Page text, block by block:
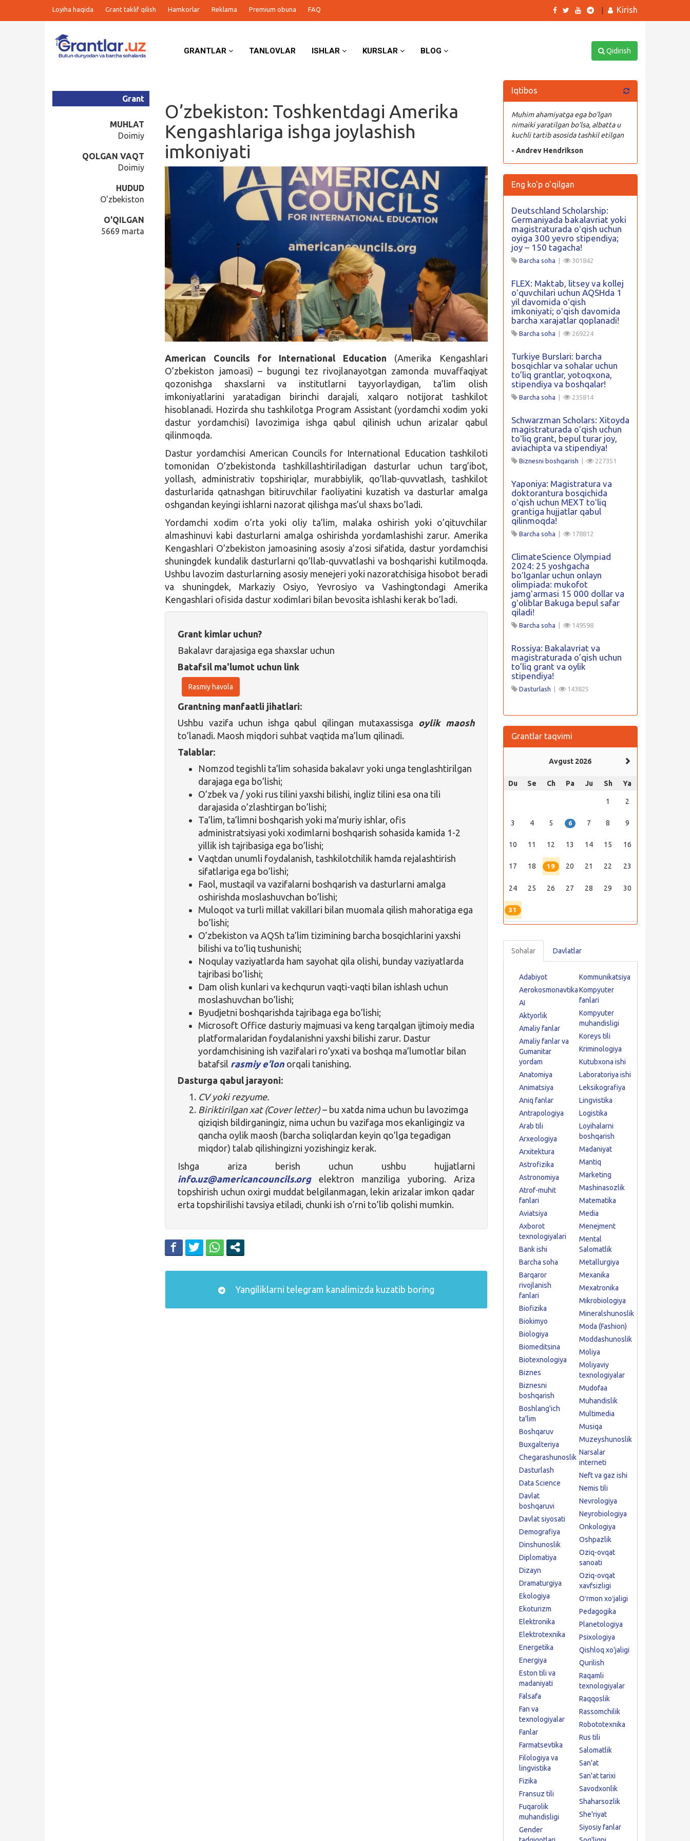
Loyiha haqida Grant taklif qilish Hamkorlar Reklama Premium obuna FAQ Kirish
GRANTLAR TANLOVLAR ISHLAR KURSLAR BLOG Qidirish
O’zbekiston: Toshkentdagi Amerika
Kengashlariga ishga joylashish
imkoniyati
Grant
MUHLAT
Doimiy
QOLGAN VAQT
Doimiy
HUDUD
O'zbekiston
O'QILGAN
5669 marta
American Councils for International Education (Amerika Kengashlari
O’zbekiston jamoasi) – bugungi tez rivojlanayotgan zamonda muvaffaqiyat
qozonishga shaxslarni va institutlarni tayyorlaydigan, ta’lim olish
imkoniyatlarini yaratadigan birinchi darajali, xalqaro notijorat tashkilot
hisoblanadi. Hozirda shu tashkilotga Program Assistant (yordamchi xodim yoki
dastur yordamchisi) lavozimiga ishga qabul qilinish uchun arizalar qabul
qilinmoqda.
Dastur yordamchisi American Councils for International Education tashkiloti
tomonidan O’zbekistonda tashkillashtiriladigan dasturlar uchun targ’ibot,
yollash, administrativ topshiriqlar, murabbiylik, qo’llab-quvvatlash, tashkilot
dasturlarida qatnashgan bitiruvchilar faoliyatini kuzatish va dasturlar amalga
oshgandan keyingi ishlarni nazorat qilishga mas’ul shaxs bo’ladi.
Yordamchi xodim o’rta yoki oliy ta’lim, malaka oshirish yoki o’qituvchilar
almashinuvi kabi dasturlarni amalga oshirishda yordamlashishi zarur. Amerika
Kengashlari O’zbekiston jamoasining asosiy a’zosi sifatida, dastur yordamchisi
shuningdek kundalik dasturlarni qo’llab-quvvatlashi va boshqarishi kutilmoqda.
Ushbu lavozim dasturlarning asosiy menejeri yoki nazoratchisiga hisobot beradi
va shuningdek, Markaziy Osiyo, Yevrosiyo va Vashingtondagi Amerika
Kengashlari ofisida dastur xodimlari bilan bevosita ishlashi kerak bo’ladi.
Grant kimlar uchun?
Bakalavr darajasiga ega shaxslar uchun
Batafsil ma'lumot uchun link
Rasmiy havola
Grantning manfaatli jihatlari:
Ushbu vazifa uchun ishga qabul qilingan mutaxassisga oylik maosh
to’lanadi. Maosh miqdori suhbat vaqtida ma’lum qilinadi.
Talablar:
Nomzod tegishli ta’lim sohasida bakalavr yoki unga tenglashtirilgan
darajaga ega bo’lishi;
O’zbek va / yoki rus tilini yaxshi bilishi, ingliz tilini esa ona tili
darajasida o’zlashtirgan bo’lishi;
Ta’lim, ta’limni boshqarish yoki ma’muriy ishlar, ofis
administratsiyasi yoki xodimlarni boshqarish sohasida kamida 1-2
yillik ish tajribasiga ega bo’lishi;
Vaqtdan unumli foydalanish, tashkilotchilik hamda rejalashtirish
sifatlariga ega bo’lishi;
Faol, mustaqil va vazifalarni boshqarish va dasturlarni amalga
oshirishda moslashuvchan bo’lishi;
Muloqot va turli millat vakillari bilan muomala qilish mahoratiga ega
bo’lishi;
O’zbekiston va AQSh ta’lim tizimining barcha bosqichlarini yaxshi
bilishi va to’liq tushunishi;
Noqulay vaziyatlarda ham sayohat qila olishi, bunday vaziyatlarda
tajribasi bo’lishi;
Dam olish kunlari va kechqurun vaqti-vaqti bilan ishlash uchun
moslashuvchan bo’lishi;
Byudjetni boshqarishda tajribaga ega bo’lishi;
Microsoft Office dasturiy majmuasi va keng tarqalgan ijtimoiy media
platformalaridan foydalanishni yaxshi bilishi zarur. Dastur
yordamchisining ish vazifalari ro’yxati va boshqa ma’lumotlar bilan
batafsil rasmiy e’lon orqali tanishing.
Dasturga qabul jarayoni:
CV yoki rezyume.
Biriktirilgan xat (Cover letter)– bu xatda nima uchun bu lavozimga
qiziqish bildirganingiz, nima uchun bu vazifaga mos ekanligingiz va
qancha oylik maosh (barcha soliqlardan keyin qo’lga tegadigan
miqdor) talab qilishingizni yozishingiz kerak.
Ishga ariza berish uchun ushbu hujjatlarni
info.uz@americancouncils.orgelektron manziliga yuboring. Ariza
topshirish uchun oxirgi muddat belgilanmagan, lekin arizalar imkon qadar
erta topshirilishi tavsiya etiladi, chunki ish o’rni to’lib qolishi mumkin.
Yangiliklarni telegram kanalimizda kuzatib boring
Iqtibos
Muhim ahamiyatga ega bo’lgan
nimaiki yaratilgan bo’lsa, albatta u
kuchli tartib asosida tashkil etilgan
- Andrev Hendrikson
Eng ko'p o'qilgan
Deutschland Scholarship:
Germaniyada bakalavriat yoki
magistraturada oʻqish uchun
oyiga 300 yevro stipendiya;
joy – 150 tagacha!
Barcha soha 301842
FLEX: Maktab, litsey va kollej
oʻquvchilari uchun AQSHda 1
yil davomida oʻqish
imkoniyati; oʻqish davomida
barcha xarajatlar qoplanadi!
Barcha soha 269224
Turkiye Burslari: barcha
bosqichlar va sohalar uchun
to’liq grantlar, yotoqxona,
stipendiya va boshqalar!
Barcha soha 235814
Schwarzman Scholars: Xitoyda
magistraturada oʻqish uchun
toʻliq grant, bepul turar joy,
aviachipta va stipendiya!
Biznesni boshqarish 227351
Yaponiya: Magistratura va
doktorantura bosqichida
oʻqish uchun MEXT toʻliq
grantiga hujjatlar qabul
qilinmoqda!
Barcha soha 178812
ClimateScience Olympiad
2024: 25 yoshgacha
boʻlganlar uchun onlayn
olimpiada: mukofot
jamgʻarmasi 15 000 dollar va
gʻoliblar Bakuga bepul safar
qiladi!
Barcha soha 149598
Rossiya: Bakalavriat va
magistraturada o’qish uchun
to’liq grant va oylik
stipendiya!
Dasturlash 143825
Grantlar taqvimi
Avgust 2026
Du Se Ch Pa Ju Sh Ya
1 2
3 4 5 6 7 8 9
10 11 12 13 14 15 16
17 18 19 20 21 22 23
24 25 26 27 28 29 30
31
Sohalar Davlatlar
Adabiyot
Aerokosmonavtika
AI
Aktyorlik
Amaliy fanlar
Amaliy fanlar va
Gumanitar
yordam
Anatomiya
Animatsiya
Aniq fanlar
Antrapologiya
Arab tili
Arxeologiya
Arxitektura
Astrofizika
Astronomiya
Atrof-muhit
fanlari
Aviatsiya
Axborot
texnologiyalari
Bank ishi
Barcha soha
Barqaror
rivojlanish
fanlari
Biofizika
Biokimyo
Biologiya
Biomeditsina
Biotexnologiya
Biznes
Biznesni
boshqarish
Boshlang'ich
ta'lim
Boshqaruv
Buxgalteriya
Chegarashunoslik
Dasturlash
Data Science
Davlat
boshqaruvi
Davlat siyosati
Demografiya
Dinshunoslik
Diplomatiya
Dizayn
Dramaturgiya
Ekologiya
Ekoturizm
Elektronika
Elektrotexnika
Energetika
Energiya
Eston tili va
madaniyati
Falsafa
Fan va
texnologiyalar
Fanlar
Farmatsevtika
Filologiya va
lingvistika
Fizika
Fransuz tili
Fuqarolik
muhandisligi
Gender
Kommunikatsiya
Kompyuter
fanlari
Kompyuter
muhandisligi
Koreys tili
Kriminologiya
Kutubxona ishi
Laboratoriya ishi
Leksikografiya
Lingvistika
Logistika
Loyihalarni
boshqarish
Madaniyat
Mantiq
Marketing
Mashinasozlik
Matematika
Media
Menejment
Mental
Salomatlik
Metallurgiya
Mexanika
Mexatronika
Mikrobiologiya
Mineralshunoslik
Moda (Fashion)
Moddashunoslik
Moliya
Moliyaviy
texnologiyalar
Mudofaa
Muhandislik
Multimedia
Musiqa
Muzeyshunoslik
Narsalar
interneti
Neft va gaz ishi
Nemis tili
Nevrologiya
Neyrobiologiya
Onkologiya
Oshpazlik
Oziq-ovqat
sanoati
Oziq-ovqat
xavfsizligi
Oʻrmon xoʻjaligi
Pedagogika
Planetologiya
Psixologiya
Qishloq xo'jaligi
Qurilish
Raqamli
texnologiyalar
Raqqoslik
Rassomchilik
Robototexnika
Rus tili
Salomatlik
San'at
San'at tarixi
Savodxonlik
Shaharsozlik
She'riyat
Siyosiy fanlar